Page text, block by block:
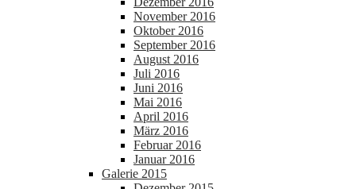
November 2016
Oktober 2016
September 2016
August 2016
Juli 2016
Juni 2016
Mai 2016
April 2016
März 2016
Februar 2016
Januar 2016
Galerie 2015